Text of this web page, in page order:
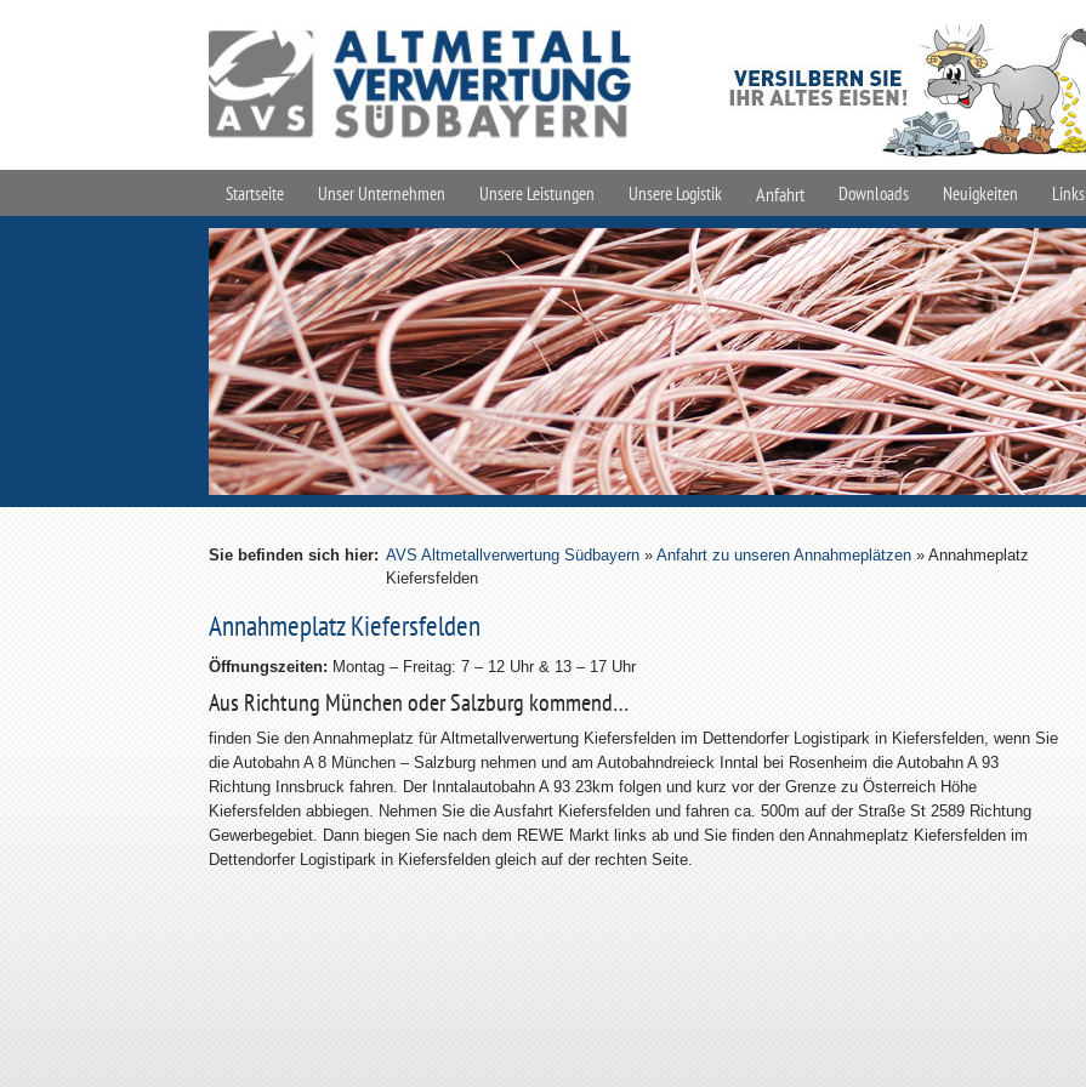
Startseite Unser Unternehmen Unsere Leistungen Unsere Logistik Anfahrt Downloads Neuigkeiten Links
Sie befinden sich hier: AVS Altmetallverwertung Südbayern » Anfahrt zu unseren Annahmeplätzen » Annahmeplatz
Kiefersfelden
Annahmeplatz Kiefersfelden
Öffnungszeiten: Montag – Freitag: 7 – 12 Uhr & 13 – 17 Uhr
Aus Richtung München oder Salzburg kommend…
finden Sie den Annahmeplatz für Altmetallverwertung Kiefersfelden im Dettendorfer Logistipark in Kiefersfelden, wenn Sie
die Autobahn A 8 München – Salzburg nehmen und am Autobahndreieck Inntal bei Rosenheim die Autobahn A 93
Richtung Innsbruck fahren. Der Inntalautobahn A 93 23km folgen und kurz vor der Grenze zu Österreich Höhe
Kiefersfelden abbiegen. Nehmen Sie die Ausfahrt Kiefersfelden und fahren ca. 500m auf der Straße St 2589 Richtung
Gewerbegebiet. Dann biegen Sie nach dem REWE Markt links ab und Sie finden den Annahmeplatz Kiefersfelden im
Dettendorfer Logistipark in Kiefersfelden gleich auf der rechten Seite.